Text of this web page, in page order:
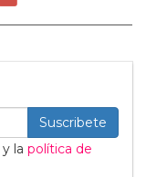
Suscribete
y la política de